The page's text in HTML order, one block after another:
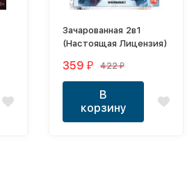
Зачарованная 2в1
(Настоящая Лицензия)
359 ₽ 422₽
В
корзину